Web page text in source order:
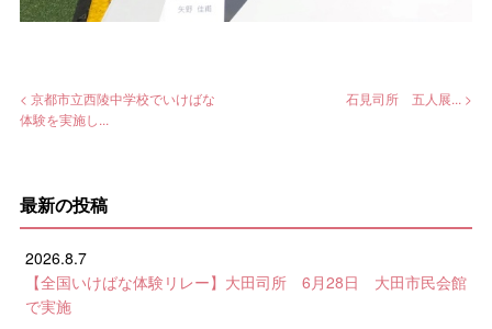
< 京都市立西陵中学校でいけばな
体験を実施し...
石見司所 五人展... >
最新の投稿
2026.8.7
【全国いけばな体験リレー】大田司所 6月28日 大田市民会館
で実施